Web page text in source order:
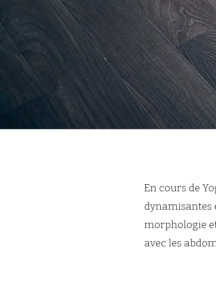
En cours de
dynamisantes
morphologie
avec les